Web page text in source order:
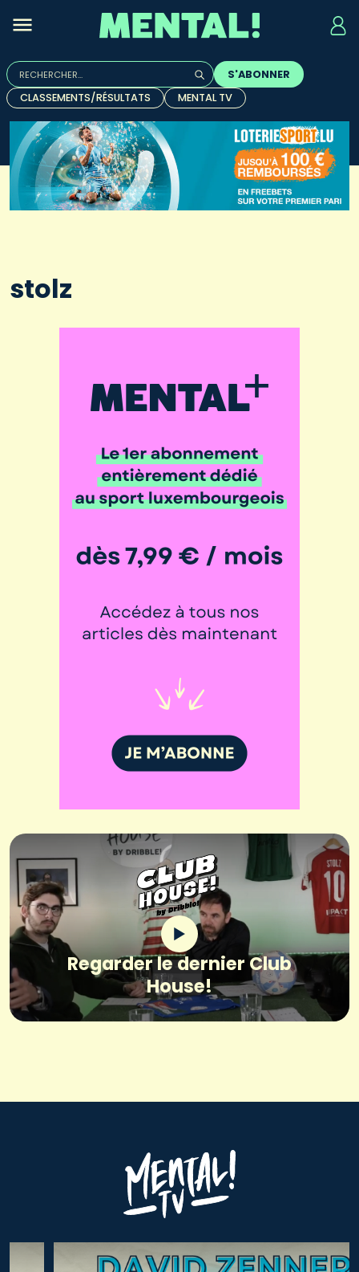
Rechercher :
Quand les résultats de l'auto-complétion sont
S'ABONNER
CLASSEMENTS/RÉSULTATS
MENTAL TV
stolz
Regarder le dernier Club
House!